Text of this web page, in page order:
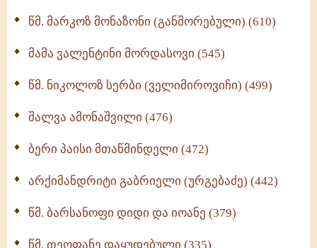
წმ. მარკოზ მონაზონი (განშორებული) (610)
მამა ვალენტინი მორდასოვი (545)
წმ. ნიკოლოზ სერბი (ველიმიროვიჩი) (499)
შალვა ამონაშვილი (476)
ბერი პაისი მთაწმინდელი (472)
არქიმანდრიტი გაბრიელი (ურგებაძე) (442)
წმ. ბარსანოფი დიდი და იოანე (379)
წმ. თეოფანე დაყუდებული (335)